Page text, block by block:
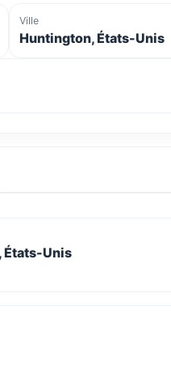
Ville
Huntington, États-Unis
États-Unis